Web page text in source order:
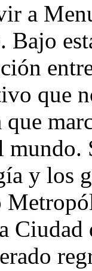
a
Bajo
que
y los